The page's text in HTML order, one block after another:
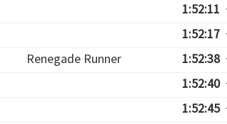
1:52:11
1:52:17
Renegade Runner 1:52:38
1:52:40
1:52:45